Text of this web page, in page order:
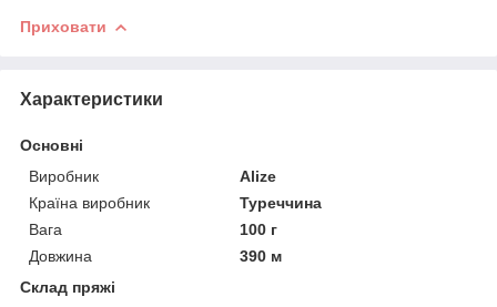
Приховати
Характеристики
Основні
Виробник
Alize
Країна виробник
Туреччина
Вага
100 г
Довжина
390 м
Склад пряжі